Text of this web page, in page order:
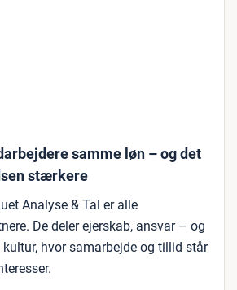
samme løn – og det
stærkere
Analyse & Tal er alle
De deler ejerskab, ansvar – og
kultur, hvor samarbejde og tillid står